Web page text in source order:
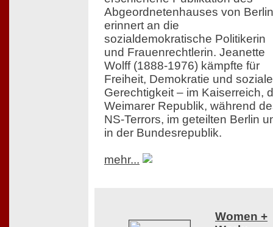
Abgeordnetenhauses von Berlin
erinnert an die
sozialdemokratische Politikerin
und Frauenrechtlerin. Jeanette
Wolff (1888-1976) kämpfte für
Freiheit, Demokratie und soziale
Gerechtigkeit – im Kaiserreich,
Weimarer Republik, während
NS-Terrors, im geteilten Berlin
in der Bundesrepublik.
mehr...
Women +